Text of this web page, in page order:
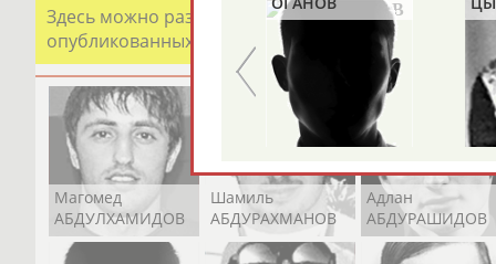
Здесь можно разместить информацию о хорошо
опубликованных записях. Страна должна знать
Магомед
АБДУЛХАМИДОВ
Шамиль
АБДУРАХМАНОВ
Адлан
АБДУРАШИДОВ
ЛАУРИТЕНАС